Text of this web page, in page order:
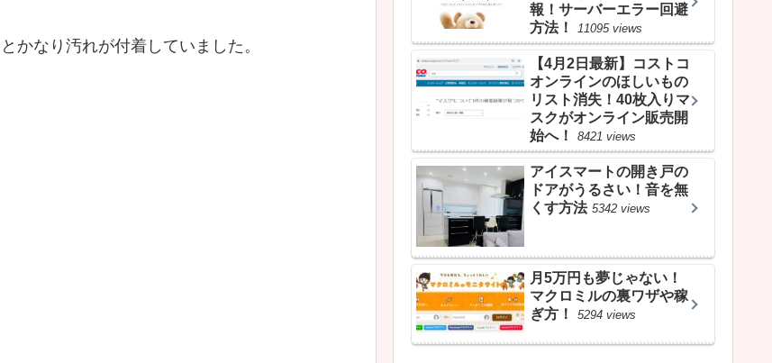
かなり汚れが付着していました。
報！サーバーエラー回避
方法！
11095 views
【4月2日最新】コストコ
オンラインのほしいもの
リスト消失！40枚入りマ
スクがオンライン販売開
始へ！
8421 views
アイスマートの開き戸の
ドアがうるさい！音を無
くす方法 5342 views
月5万円も夢じゃない！
マクロミルの裏ワザや稼
ぎ方！
5294 views